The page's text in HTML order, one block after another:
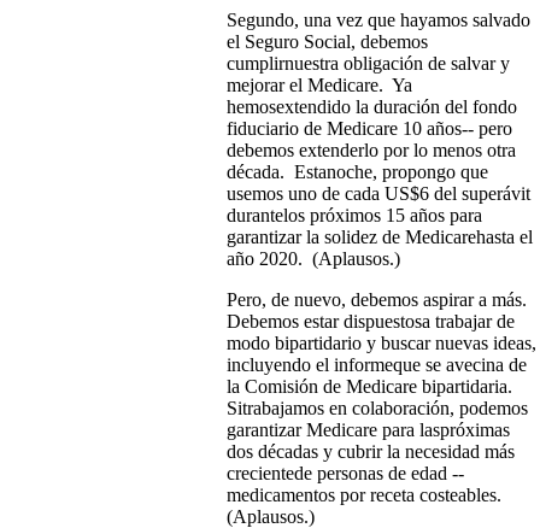
Segundo, una vez que hayamos salvado
el Seguro Social, debemos
cumplirnuestra obligación de salvar y
mejorar el Medicare. Ya
hemosextendido la duración del fondo
fiduciario de Medicare 10 años-- pero
debemos extenderlo por lo menos otra
década. Estanoche, propongo que
usemos uno de cada US$6 del superávit
durantelos próximos 15 años para
garantizar la solidez de Medicarehasta el
año 2020. (Aplausos.)
Pero, de nuevo, debemos aspirar a más.
Debemos estar dispuestosa trabajar de
modo bipartidario y buscar nuevas ideas,
incluyendo el informeque se avecina de
la Comisión de Medicare bipartidaria.
Sitrabajamos en colaboración, podemos
garantizar Medicare para laspróximas
dos décadas y cubrir la necesidad más
crecientede personas de edad --
medicamentos por receta costeables.
(Aplausos.)